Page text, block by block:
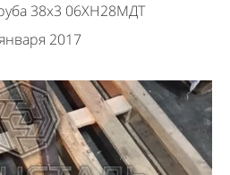
38х3 06ХН28МДТ
2017